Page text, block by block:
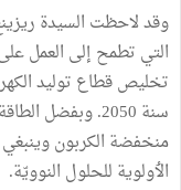
وقدلاحظت السيدة
التي تطمح إلى العمل
تخليصقطاع توليد
سنة
وبفضل الطاقة
منخفضة الكربونوينبغي
الولوية للحلول النوويّة.